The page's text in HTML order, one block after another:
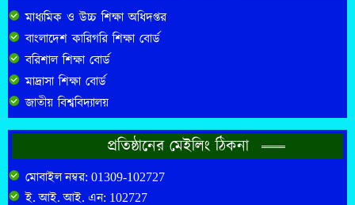
মাধ্যমিক ও উচ্চ শিক্ষা অধিদপ্তর
বাংলাদেশ কারিগরি শিক্ষা বোর্ড
বরিশাল শিক্ষা বোর্ড
মাদ্রাসা শিক্ষা বোর্ড
জাতীয় বিশ্ববিদ্যালয়
প্রতিষ্ঠানের মেইলিং ঠিকনা
মোবাইল নম্বর: 01309-102727
ই. আই. আই. এন: 102727